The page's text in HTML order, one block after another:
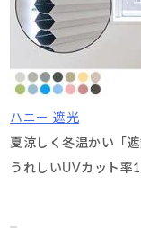
ハニー 遮光
夏涼しく冬温かい「
うれしいUVカット率